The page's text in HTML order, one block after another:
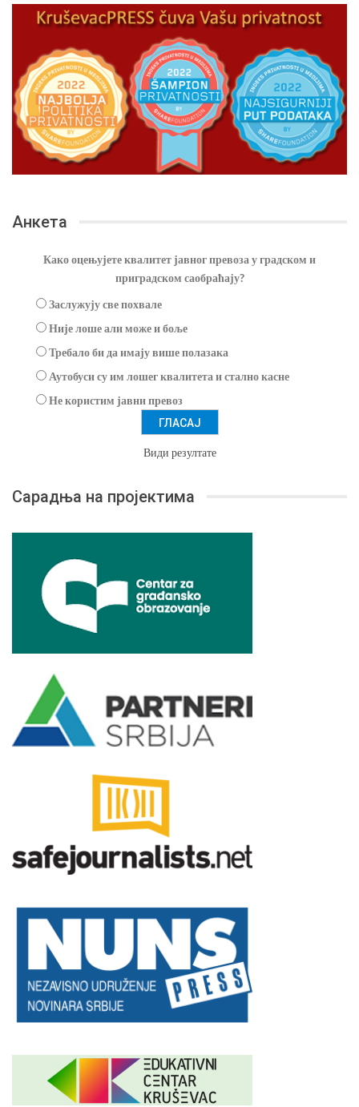
Анкета
Како оцењујете квалитет јавног превоза у градском и
приградском саобраћају?
Заслужују све похвале
Није лоше али може и боље
Требало би да имају више полазака
Аутобуси су им лошег квалитета и стално касне
Не користим јавни превоз
Види резултате
Сарадња на пројектима